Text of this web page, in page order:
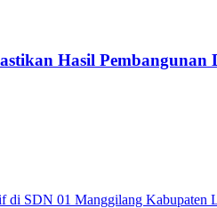
Hasil